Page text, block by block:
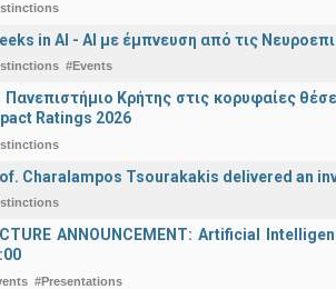
in AI - ΑΙ με έμπνευση από τις
#Events
Πανεπιστήμιο Κρήτης στις κορυφαίες
Ratings 2026
Charalampos Tsourakakis delivered an
ANNOUNCEMENT: Artificial
#Presentations